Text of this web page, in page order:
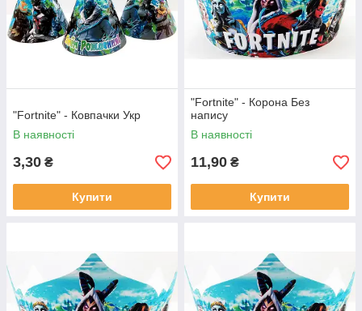
"Fortnite" - Ковпачки Укр
В наявності
3,30 ₴
Купити
"Fortnite" - Корона Без
напису
В наявності
11,90 ₴
Купити